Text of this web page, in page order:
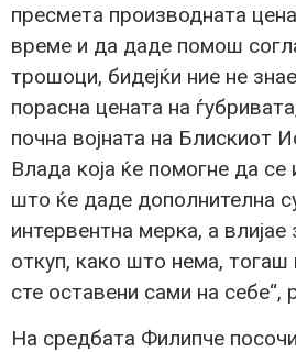
пресмета производната
време и да даде помош
трошоци, бидејќи ние не
порасна цената на
почна војната на Блискиот
Влада која ќе помогне да се
што ќе даде дополнителна
интервентна мерка, а
откуп, како што нема, тогаш
сте оставени сами на себе“,
На средбата Филипче